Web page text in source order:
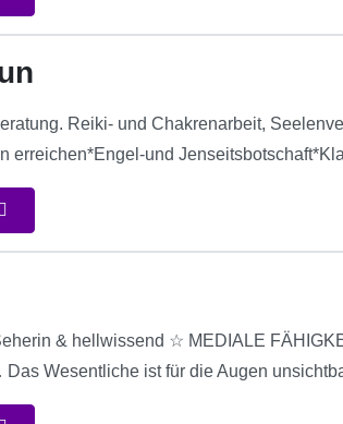
Reiki- und Chakrenarbeit,
erreichen*Engel-und
& hellwissend ☆ MEDIALE
Wesentliche ist für die Augen